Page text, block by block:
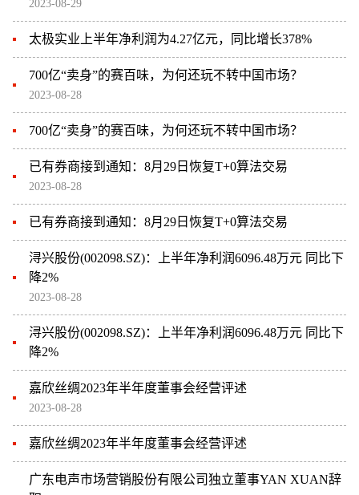
2023-08-29
太极实业上半年净利润为4.27亿元，同比增长378%
700亿“卖身”的赛百味，为何还玩不转中国市场？
2023-08-28
700亿“卖身”的赛百味，为何还玩不转中国市场？
已有券商接到通知：8月29日恢复T+0算法交易
2023-08-28
已有券商接到通知：8月29日恢复T+0算法交易
浔兴股份(002098.SZ)：上半年净利润6096.48万元 同比下
降2%
2023-08-28
浔兴股份(002098.SZ)：上半年净利润6096.48万元 同比下
降2%
嘉欣丝绸2023年半年度董事会经营评述
2023-08-28
嘉欣丝绸2023年半年度董事会经营评述
广东电声市场营销股份有限公司独立董事YAN XUAN辞